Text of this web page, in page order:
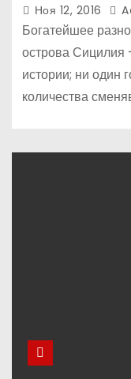
Ноя 12, 2016
Богатейшее
острова Сицилия
истории; ни один
количества